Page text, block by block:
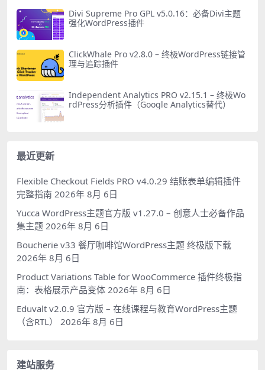
Divi Supreme Pro GPL v5.0.16：必备Divi主题
强化WordPress插件
ClickWhale Pro v2.8.0 – 终极WordPress链接管
理与追踪插件
Independent Analytics PRO v2.15.1 – 终极Wo
rdPress分析插件（Google Analytics替代）
最近更新
Flexible Checkout Fields PRO v4.0.29 结账表单编辑插件
完整指南 2026年 8月 6日
Yucca WordPress主题官方版 v1.27.0 – 创意人士必备作品
集主题 2026年 8月 6日
Boucherie v33 餐厅咖啡馆WordPress主题 终极版下载
2026年 8月 6日
Product Variations Table for WooCommerce 插件终极指
南：表格展示产品变体 2026年 8月 6日
Eduvalt v2.0.9 官方版 – 在线课程与教育WordPress主题
（含RTL）
2026年 8月 6日
建站服务